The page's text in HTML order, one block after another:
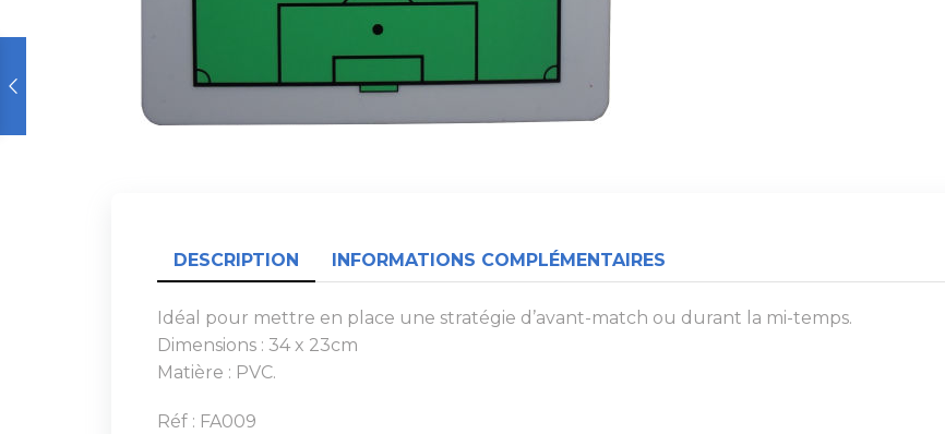
DESCRIPTION INFORMATIONS COMPLÉMENTAIRES
Idéal pour mettre en place une stratégie d’avant-match ou durant la mi-temps.
Dimensions : 34 x 23cm
Matière : PVC.
Réf : FA009